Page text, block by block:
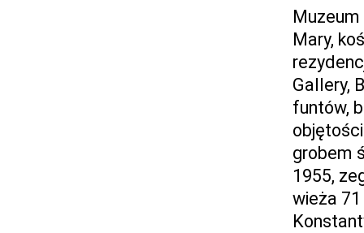
Mary,
Gallery,
funtów,
grobem
1955,
wieża